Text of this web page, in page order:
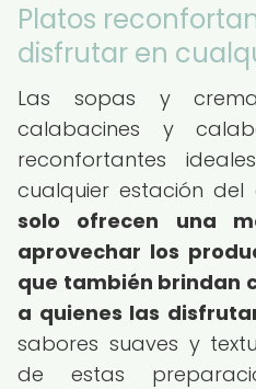
Platos
disfrutar en
Las sopas y
calabacines y
reconfortantes
cualquier estación del
solo ofrecen una
aprovechar los
que también brindan
a quienes las
sabores suaves y
de estas